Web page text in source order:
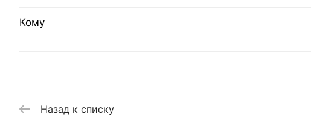
Кому
Назад к списку